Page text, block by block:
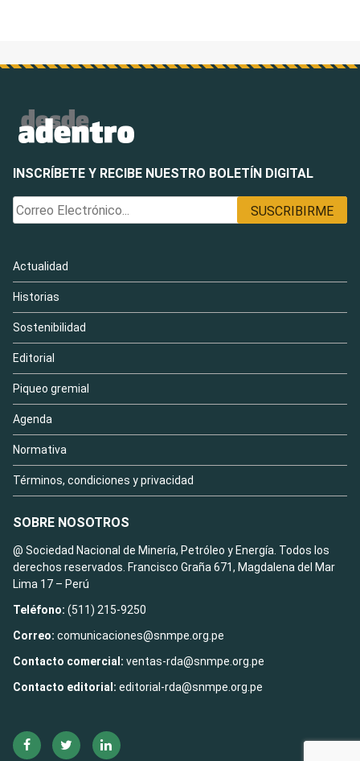
INSCRÍBETE Y RECIBE NUESTRO BOLETÍN DIGITAL
Actualidad
Historias
Sostenibilidad
Editorial
Piqueo gremial
Agenda
Normativa
Términos, condiciones y privacidad
SOBRE NOSOTROS
@ Sociedad Nacional de Minería, Petróleo y Energía. Todos los
derechos reservados. Francisco Graña 671, Magdalena del Mar
Lima 17 – Perú
Teléfono: (511) 215-9250
Correo: comunicaciones@snmpe.org.pe
Contacto comercial: ventas-rda@snmpe.org.pe
Contacto editorial: editorial-rda@snmpe.org.pe